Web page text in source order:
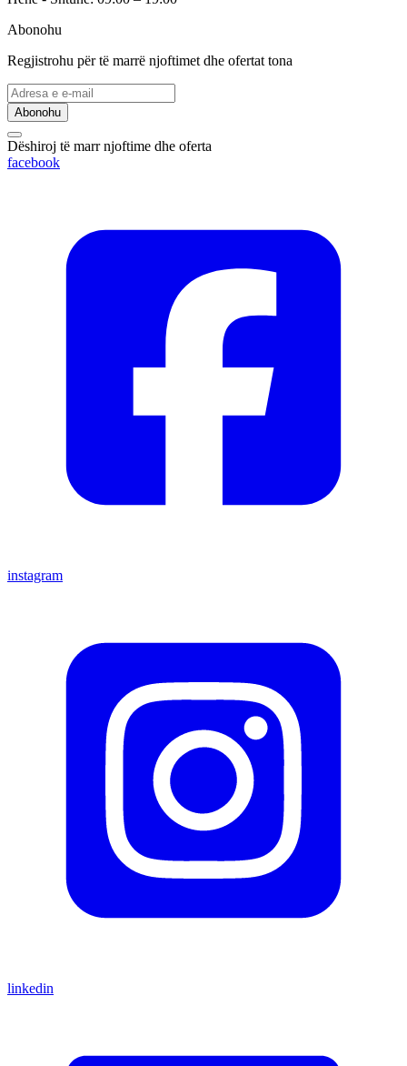
Abonohu
Regjistrohu për të marrë njoftimet dhe ofertat tona
Abonohu
Dëshiroj të marr njoftime dhe oferta
facebook
instagram
linkedin